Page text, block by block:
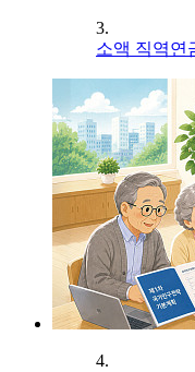
3.
소액 직역연
4.